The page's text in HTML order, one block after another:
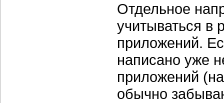
Отдельное
учитываться в
приложений.
написано уже
приложений
обычно